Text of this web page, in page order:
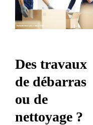
Des travaux
de débarras
ou de
nettoyage ?